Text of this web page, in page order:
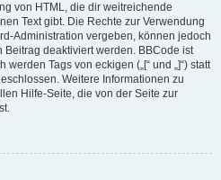
von HTML, die dir weitreichende
Text gibt. Die Rechte zur Verwendung
Administration vergeben, können jedoch
deaktiviert werden. BBCode ist
Tags von eckigen („[“ und „]“) statt
Weitere Informationen zu
Hilfe-Seite, die von der Seite zur